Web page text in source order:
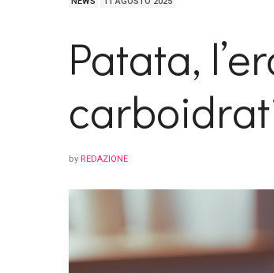
Patata,
by REDAZIONE